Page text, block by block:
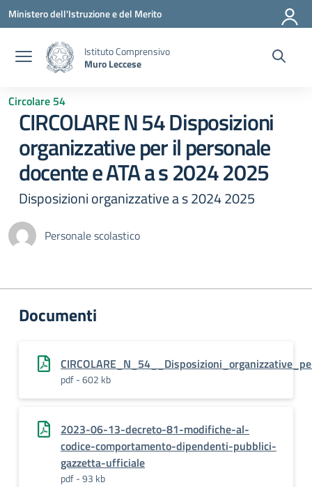
Vai ai contenuti
Vai al menu di navigazione
Vai al footer
Ministero dell'Istruzione e del Merito
Istituto Comprensivo
Muro Leccese
Circolare 54
CIRCOLARE N 54 Disposizioni
organizzative per il personale
docente e ATA a s 2024 2025
Disposizioni organizzative a s 2024 2025
Personale scolastico
Documenti
pdf - 602 kb
2023-06-13-decreto-81-modifiche-al-
codice-comportamento-dipendenti-pubblici-
gazzetta-ufficiale
pdf - 93 kb